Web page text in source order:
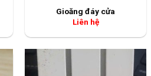
Gioăng đáy cửa
Liên hệ